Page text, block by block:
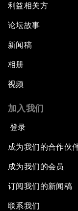
利益相关方
论坛故事
新闻稿
相册
视频
加入我们
登录
成为我们的合作伙
成为我们的会员
订阅我们的新闻稿
联系我们